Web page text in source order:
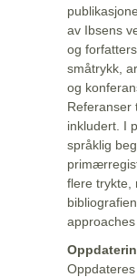
av Ibsens
og
småtrykk,
og
Referanser
inkludert. I
språklig
flere trykte,